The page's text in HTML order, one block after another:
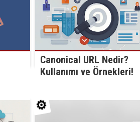
Canonical URL Nedir?
Kullanımı ve Örnekleri!
⚙️